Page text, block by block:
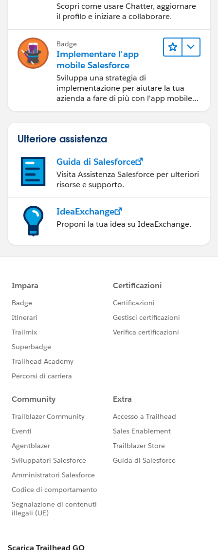
Scopri come usare Chatter, aggiornare
il profilo e iniziare a collaborare.
Badge
Implementare l'app
mobile Salesforce
Sviluppa una strategia di
implementazione per aiutare la tua
azienda a fare di più con l'app mobile
Ulteriore assistenza
Guida di Salesforce
Visita Assistenza Salesforce per ulteriori
risorse e supporto.
IdeaExchange
Proponi la tua idea su IdeaExchange.